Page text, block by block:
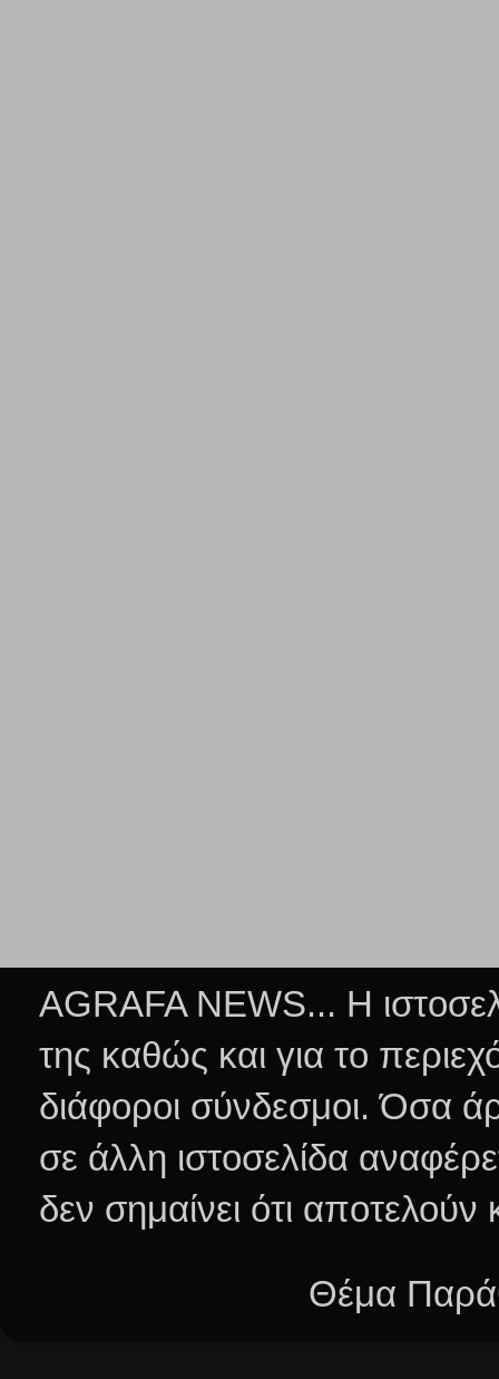
AGRAFA NEWS... Η
της καθώς και για το
διάφοροι σύνδεσμοι.Όσα
σε άλλη ιστοσελίδα
δεν σημαίνει ότι
Θέμα